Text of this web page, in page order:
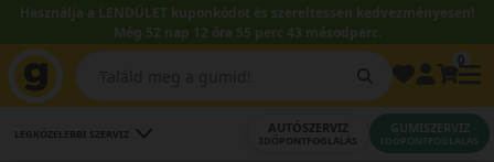
Használja a LENDÜLET kuponkódot és szereltessen kedvezményesen!
Még 52 nap 12 óra 55 perc 43 másodperc.
LEGKÖZELEBBI SZERVIZ AUTÓSZERVIZ
IDŐPONTFOGLALÁS
GUMISZERVIZ
IDŐPONTFOGLALÁS